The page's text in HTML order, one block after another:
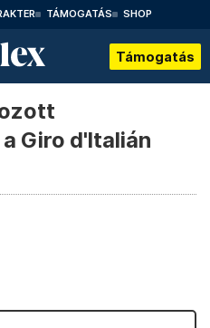
TÁMOGATÁS SHOP
Támogatás
Giro d'Italián